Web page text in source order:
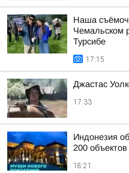
Наша
Чемальском
Турсибе
17:15
Джастас
17:33
Индонезия
200 объектов
18:21